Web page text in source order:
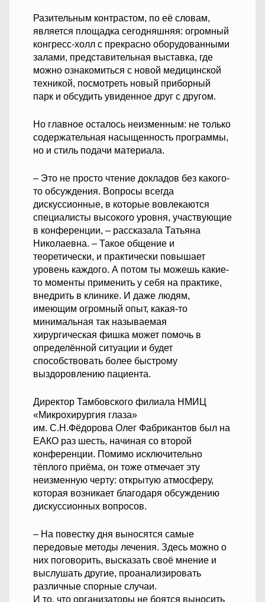
Разительным контрастом, по её словам,
является площадка сегодняшняя: огромный
конгресс-холл с прекрасно оборудованными
залами, представительная выставка, где
можно ознакомиться с новой медицинской
техникой, посмотреть новый приборный
парк и обсудить увиденное друг с другом.
Но главное осталось неизменным: не только
содержательная насыщенность программы,
но и стиль подачи материала.
– Это не просто чтение докладов без какого-
то обсуждения. Вопросы всегда
дискуссионные, в которые вовлекаются
специалисты высокого уровня, участвующие
в конференции, – рассказала Татьяна
Николаевна. – Такое общение и
теоретически, и практически повышает
уровень каждого. А потом ты можешь какие-
то моменты применить у себя на практике,
внедрить в клинике. И даже людям,
имеющим огромный опыт, какая-то
минимальная так называемая
хирургическая фишка может помочь в
определённой ситуации и будет
способствовать более быстрому
выздоровлению пациента.
Директор Тамбовского филиала НМИЦ
«Микрохирургия глаза»
им. С.Н.Фёдорова Олег Фабрикантов был на
ЕАКО раз шесть, начиная со второй
конференции. Помимо исключительно
тёплого приёма, он тоже отмечает эту
неизменную черту: открытую атмосферу,
которая возникает благодаря обсуждению
дискуссионных вопросов.
– На повестку дня выносятся самые
передовые методы лечения. Здесь можно о
них поговорить, высказать своё мнение и
выслушать другие, проанализировать
различные спорные случаи.
И то, что организаторы не боятся выносить